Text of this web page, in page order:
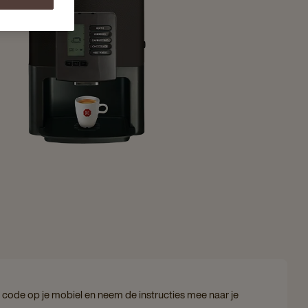
code op je mobiel en neem de instructies mee naar je